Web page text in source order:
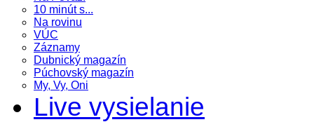
10 minút s...
Na rovinu
VÚC
Záznamy
Dubnický magazín
Púchovský magazín
My, Vy, Oni
Live vysielanie